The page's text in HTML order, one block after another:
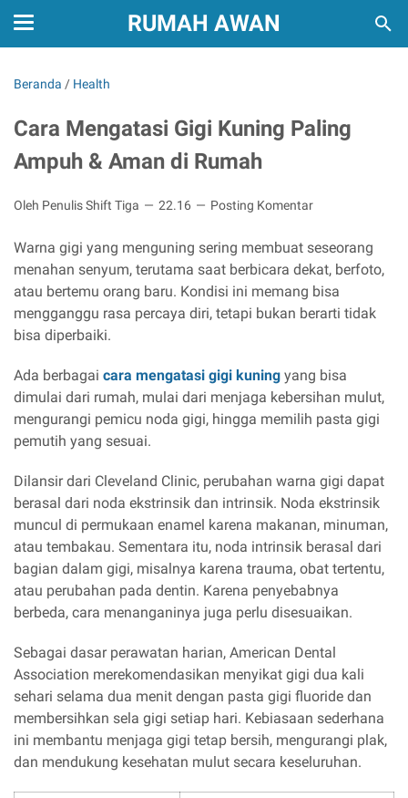
RUMAH AWAN
Beranda / Health
Cara Mengatasi Gigi Kuning Paling
Ampuh & Aman di Rumah
Oleh Penulis Shift Tiga 22.16 Posting Komentar
Warna gigi yang menguning sering membuat seseorang
menahan senyum, terutama saat berbicara dekat, berfoto,
atau bertemu orang baru. Kondisi ini memang bisa
mengganggu rasa percaya diri, tetapi bukan berarti tidak
bisa diperbaiki.
Ada berbagai cara mengatasi gigi kuning yang bisa
dimulai dari rumah, mulai dari menjaga kebersihan mulut,
mengurangi pemicu noda gigi, hingga memilih pasta gigi
pemutih yang sesuai.
Dilansir dari Cleveland Clinic, perubahan warna gigi dapat
berasal dari noda ekstrinsik dan intrinsik. Noda ekstrinsik
muncul di permukaan enamel karena makanan, minuman,
atau tembakau. Sementara itu, noda intrinsik berasal dari
bagian dalam gigi, misalnya karena trauma, obat tertentu,
atau perubahan pada dentin. Karena penyebabnya
berbeda, cara menanganinya juga perlu disesuaikan.
Sebagai dasar perawatan harian, American Dental
Association merekomendasikan menyikat gigi dua kali
sehari selama dua menit dengan pasta gigi fluoride dan
membersihkan sela gigi setiap hari. Kebiasaan sederhana
ini membantu menjaga gigi tetap bersih, mengurangi plak,
dan mendukung kesehatan mulut secara keseluruhan.